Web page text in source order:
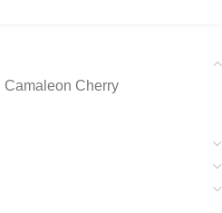
Camaleon Cherry